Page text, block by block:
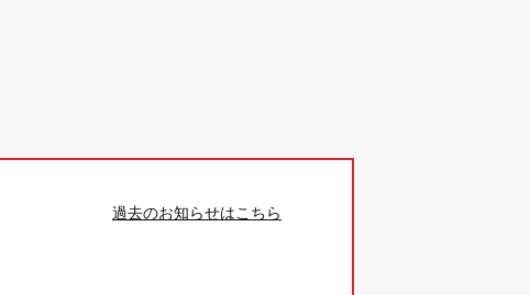
過去のお知らせはこちら